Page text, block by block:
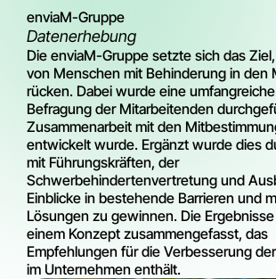
enviaM-Gruppe
Datenerhebung
Die enviaM-Gruppe setzte sich das
von Menschen mit Behinderung in den
rücken. Dabei wurde eine
Befragung der Mitarbeitenden
Zusammenarbeit mit den
entwickelt wurde. Ergänzt wurde dies
mit Führungskräften, der
Schwerbehindertenvertretung und
Einblicke in bestehende Barrieren und
Lösungen zu gewinnen. Die
einem Konzept zusammengefasst, das
Empfehlungen für die Verbesserung
im Unternehmen enthält.